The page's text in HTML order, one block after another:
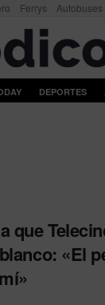
Ferrys Autobuses
DEPORTES
que
«El